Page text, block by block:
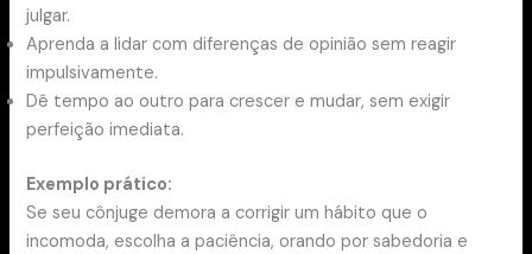
julgar.
Aprenda a lidar com diferenças de opinião sem reagir
impulsivamente.
Dê tempo ao outro para crescer e mudar, sem exigir
perfeição imediata.
Exemplo prático:
Se seu cônjuge demora a corrigir um hábito que o
incomoda, escolha a paciência, orando por sabedoria e